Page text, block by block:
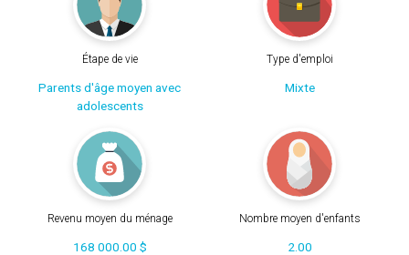
Étape de vie
Parents d'âge moyen avec
adolescents
Type d'emploi
Mixte
Revenu moyen du ménage
168 000.00 $
Nombre moyen d'enfants
2.00